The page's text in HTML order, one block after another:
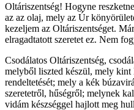
Oltáriszentség! Hogyne
az az olaj, mely az Úr
kezeljem az Oltáriszentséget.
elragadtatott szeretet ez. Nem
Csodálatos Oltáriszentség,
melyből liszted készül, mely kint
rendeltetését; mely a kék
szeretetről, hűségről; melynek
vidám készséggel hajlott meg